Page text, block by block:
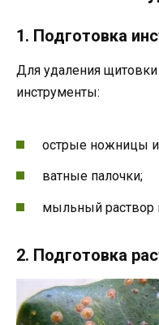
1. Подготовка
Для удаления
инструменты:
острые ножницы
ватные палочки;
мыльный раствор
2. Подготовка